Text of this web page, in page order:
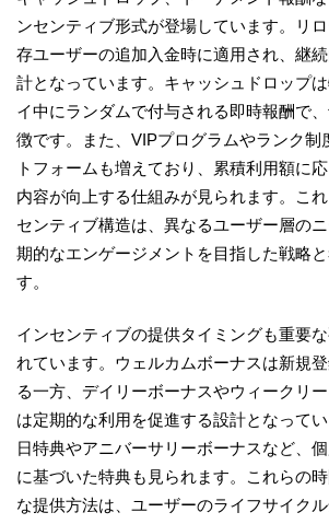
ンセンティブ形式が登場しています。リ
存ユーザーの追加入金時に適用され、継
計となっています。キャッシュドロップ
イ中にランダムで付与される即時報酬で
徴です。また、VIPプログラムやランク制
トフォームも増えており、累積利用額に
内容が向上する仕組みが見られます。こ
センティブ構造は、異なるユーザー層の
期的なエンゲージメントを目指した戦略
す。
インセンティブの提供タイミングも重要
れています。ウェルカムボーナスは新規
る一方、デイリーボーナスやウィークリ
は定期的な利用を促進する設計となって
日特典やアニバーサリーボーナスなど、
に基づいた特典も見られます。これらの
な提供方法は、ユーザーのライフサイク